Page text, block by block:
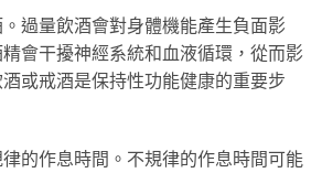
過量飲酒會對身體機能產生負面影
會干擾神經系統和血液循環，從而影
或戒酒是保持性功能健康的重要步
的作息時間。不規律的作息時間可能